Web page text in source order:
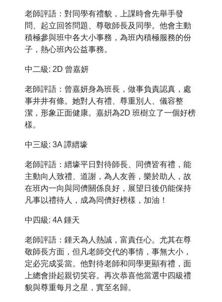
老師評語：對同學有禮貌，上課時會先舉手發
問、起立回答問題、尊敬師長及同學。他會主動
積極參與班中各大小事務，為班內積極服務的份
子，熱心班內公益事務。
中二級: 2D 曾嘉妍
老師評語：曾嘉妍身為班長，做事負責認真，處
事井井有條。她對人有禮、尊重別人、儀容整
潔，形象正面健康。嘉姸為2D 班樹立了一個好榜
樣。
中三級: 3A 譚縉壕
老師評語：縉壕平日對待師長、同儕皆有禮，能
主動向人致禮、道謝，為人友善，樂於助人，故
在班內一向與同儕關係良好，展望日後仍能保持
凡事以禮待人，成為同儕好榜樣，加油！
中四級: 4A 鍾天
老師評語：鍾天為人熱誠，富責任心。尤其在尊
敬師長方面，但凡老師交代的事情，事無大小，
定必完成妥當。他對待老師和同學更顯有禮，面
上總會掛起親切笑容。再次恭喜他當選中四級禮
貌與尊重每月之星，實至名歸。